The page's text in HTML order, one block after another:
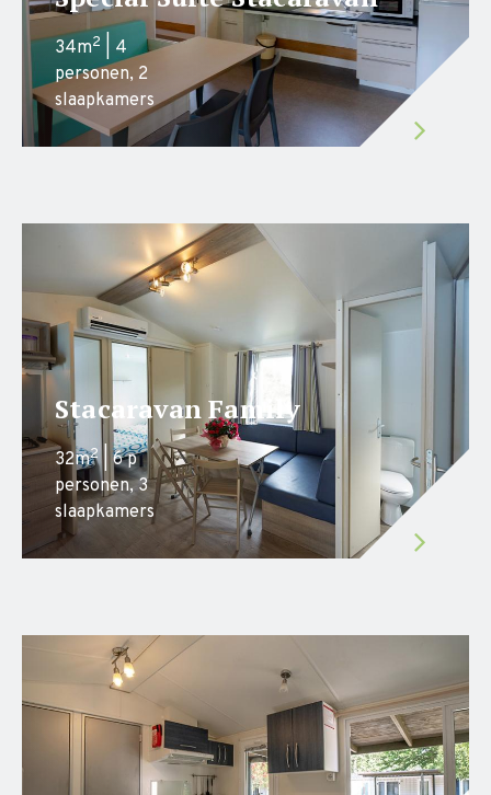
34m2
| 4
personen, 2
slaapkamers
Stacaravan Family
32m2| 6 p
personen, 3
slaapkamers